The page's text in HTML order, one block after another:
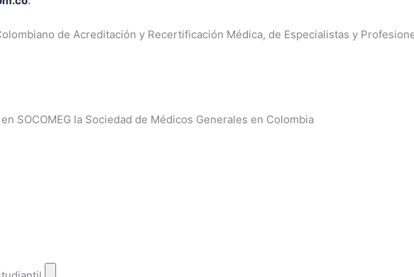
de Acreditación y Recertificación Médica, de Especialistas y
SOCOMEG la Sociedad de Médicos Generales en Colombia